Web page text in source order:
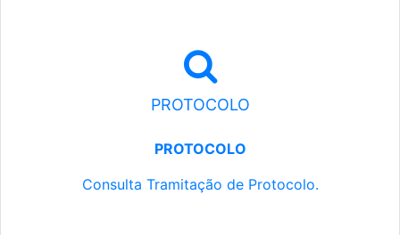
PROTOCOLO
PROTOCOLO
Consulta Tramitação de Protocolo.